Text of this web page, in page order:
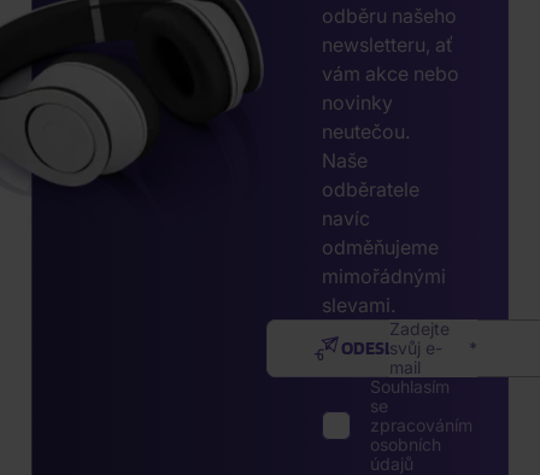
odběru našeho
newsletteru, ať
vám akce nebo
novinky
neutečou.
Naše
odběratele
navíc
odměňujeme
mimořádnými
slevami.
Zadejte
svůj e-
mail
ODESLAT
Souhlasím
se
zpracováním
osobních
údajů